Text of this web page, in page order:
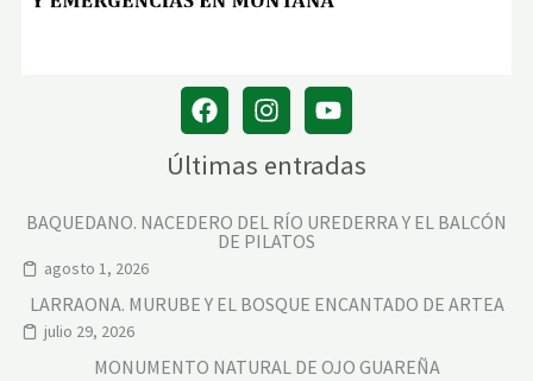
Últimas entradas
BAQUEDANO. NACEDERO DEL RÍO UREDERRA Y EL BALCÓN
DE PILATOS
agosto 1, 2026
LARRAONA. MURUBE Y EL BOSQUE ENCANTADO DE ARTEA
julio 29, 2026
MONUMENTO NATURAL DE OJO GUAREÑA